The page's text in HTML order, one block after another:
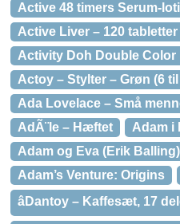
Active 48 timers Serum-
Active Liver – 120 tabletter
Activity Doh Double Color
Actoy – Stylter – Grøn (6 til
Ada Lovelace – Små
AdÃ¨le – Hæftet
Adam i
Adam og Eva (Erik
Adam’s Venture: Origins
âDantoy – Kaffesæt, 17